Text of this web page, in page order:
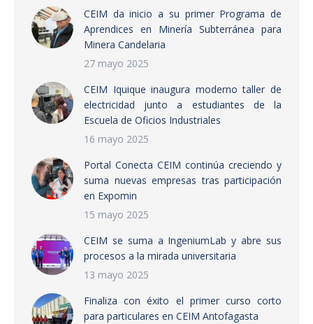
CEIM da inicio a su primer Programa de
Aprendices en Minería Subterránea para
Minera Candelaria
27 mayo 2025
CEIM Iquique inaugura moderno taller de
electricidad junto a estudiantes de la
Escuela de Oficios Industriales
16 mayo 2025
Portal Conecta CEIM continúa creciendo y
suma nuevas empresas tras participación
en Expomin
15 mayo 2025
CEIM se suma a IngeniumLab y abre sus
procesos a la mirada universitaria
13 mayo 2025
Finaliza con éxito el primer curso corto
para particulares en CEIM Antofagasta